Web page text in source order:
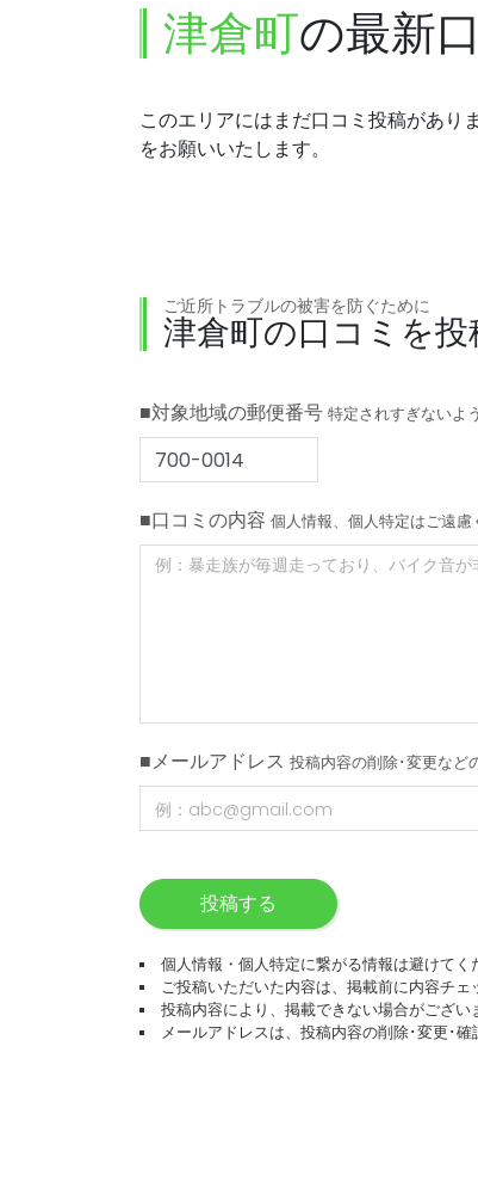
津倉町の最新
このエリアにはまだ口コミ投稿があり
をお願いいたします。
ご近所トラブルの被害を防ぐために
津倉町の口コミを投
■対象地域の郵便番号 特定されすぎないよ
■口コミの内容 個人情報、個人特定はご遠慮
■メールアドレス 投稿内容の削除･変更など
投稿する
個人情報・個人特定に繋がる情報は避けてく
ご投稿いただいた内容は、掲載前に内容チェ
投稿内容により、掲載できない場合がござい
メールアドレスは、投稿内容の削除･変更･確